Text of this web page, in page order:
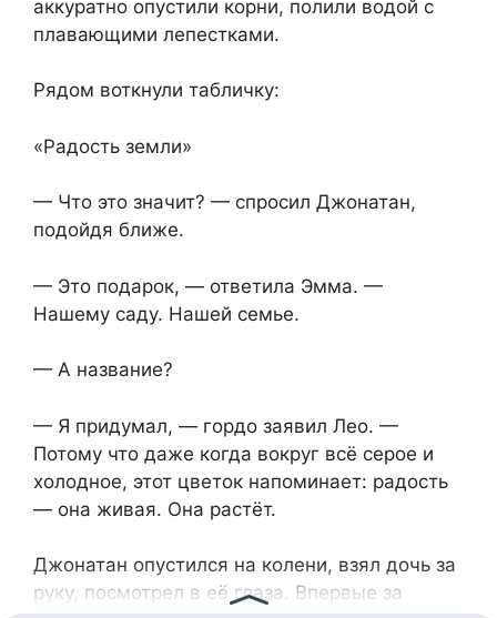
аккуратно опустили корни, полили водой с
плавающими лепестками.
Рядом воткнули табличку:
«Радость земли»
— Что это значит? — спросил Джонатан,
подойдя ближе.
— Это подарок, — ответила Эмма. —
Нашему саду. Нашей семье.
— А название?
— Я придумал, — гордо заявил Лео. —
Потому что даже когда вокруг всё серое и
холодное, этот цветок напоминает: радость
— она живая. Она растёт.
Джонатан опустился на колени, взял дочь за
руку, посмотрел в её глаза. Впервые за